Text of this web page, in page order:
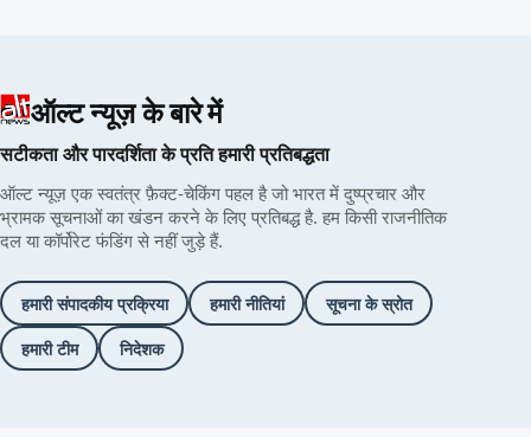
ऑल्ट न्यूज़ के बारे में
सटीकता और पारदर्शिता के प्रति हमारी प्रतिबद्धता
ऑल्ट न्यूज़ एक स्वतंत्र फ़ैक्ट-चेकिंग पहल है जो भारत में दुष्प्रचार और
भ्रामक सूचनाओं का खंडन करने के लिए प्रतिबद्ध है. हम किसी राजनीतिक
दल या कॉर्पोरेट फंडिंग से नहीं जुड़े हैं.
हमारी संपादकीय प्रक्रिया हमारी नीतियां
सूचना के स्रोत
हमारी टीम
निदेशक